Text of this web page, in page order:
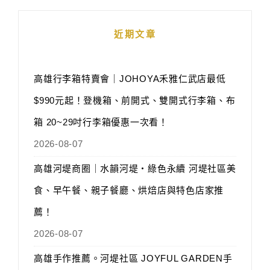
近期文章
高雄行李箱特賣會｜JOHOYA禾雅仁武店最低
$990元起！登機箱、前開式、雙開式行李箱、布
箱 20~29吋行李箱優惠一次看！
2026-08-07
高雄河堤商圈｜水韻河堤‧綠色永續 河堤社區美
食、早午餐、親子餐廳、烘焙店與特色店家推
薦！
2026-08-07
高雄手作推薦。河堤社區 JOYFUL GARDEN手